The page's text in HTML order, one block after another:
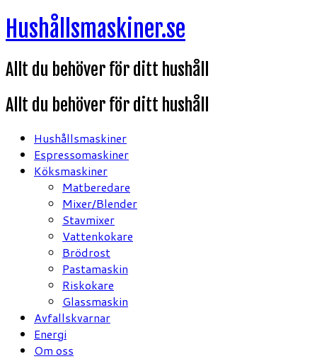
Hoppa
till
Hushållsmaskiner.se
Allt du behöver för ditt hushåll
Allt du behöver för ditt hushåll
Hushållsmaskiner
Espressomaskiner
Köksmaskiner
Matberedare
Mixer/Blender
Stavmixer
Vattenkokare
Brödrost
Pastamaskin
Riskokare
Glassmaskin
Avfallskvarnar
Energi
Om oss